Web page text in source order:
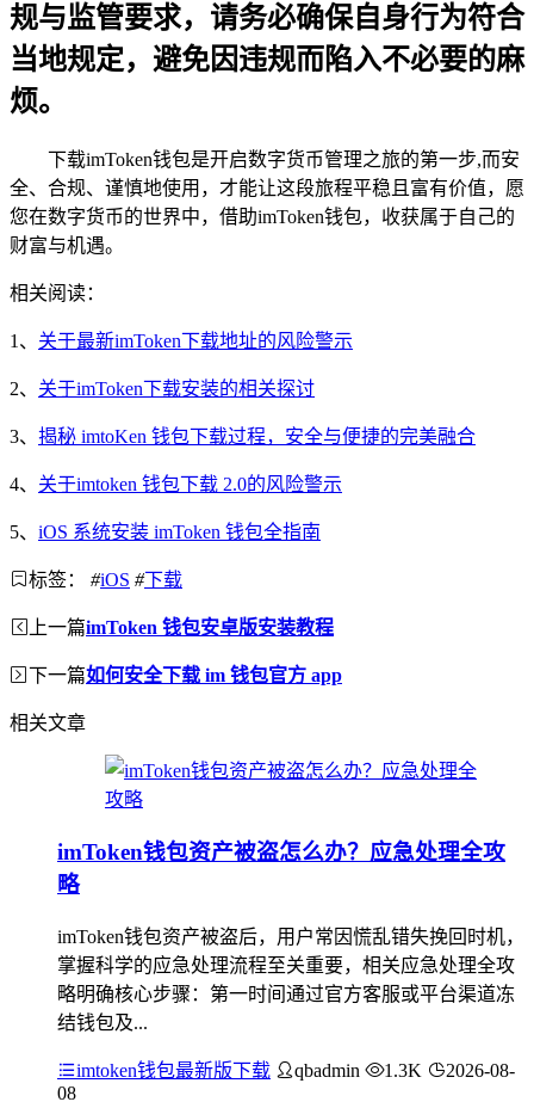
规与监管要求，请务必确保自身行为符合
当地规定，避免因违规而陷入不必要的麻
烦。
下载imToken钱包是开启数字货币管理之旅的第一步,而安
全、合规、谨慎地使用，才能让这段旅程平稳且富有价值，愿
您在数字货币的世界中，借助imToken钱包，收获属于自己的
财富与机遇。
相关阅读：
1、 关于最新imToken下载地址的风险警示
2、 关于imToken下载安装的相关探讨
3、 揭秘 imtoKen 钱包下载过程，安全与便捷的完美融合
4、 关于imtoken 钱包下载 2.0的风险警示
5、 iOS 系统安装 imToken 钱包全指南
标签： #iOS #下载
上一篇imToken 钱包安卓版安装教程
下一篇如何安全下载 im 钱包官方 app
相关文章
imToken钱包资产被盗怎么办？应急处理全攻
略
imToken钱包资产被盗后，用户常因慌乱错失挽回时机，
掌握科学的应急处理流程至关重要，相关应急处理全攻
略明确核心步骤：第一时间通过官方客服或平台渠道冻
结钱包及...
imtoken钱包最新版下载 qbadmin 1.3K
2026-08-
08